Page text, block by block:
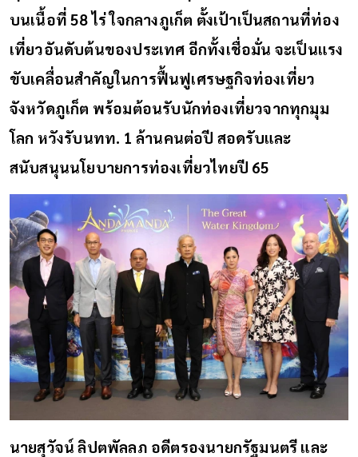
บนเนื้อที่ 58 ไร่ ใจกลางภูเก็ต ตั้งเป้าเป็นสถานที่ท่อง
เที่ยวอันดับต้นของประเทศ อีกทั้งเชื่อมั่น จะเป็นแรง
ขับเคลื่อนสำคัญในการฟื้นฟูเศรษฐกิจท่องเที่ยว
จังหวัดภูเก็ต พร้อมต้อนรับนักท่องเที่ยวจากทุกมุม
โลก หวังรับนทท. 1 ล้านคนต่อปี สอดรับและ
สนับสนุนนโยบายการท่องเที่ยวไทยปี 65
นายสุวัจน์ ลิปตพัลลภ อดีตรองนายกรัฐมนตรี และ